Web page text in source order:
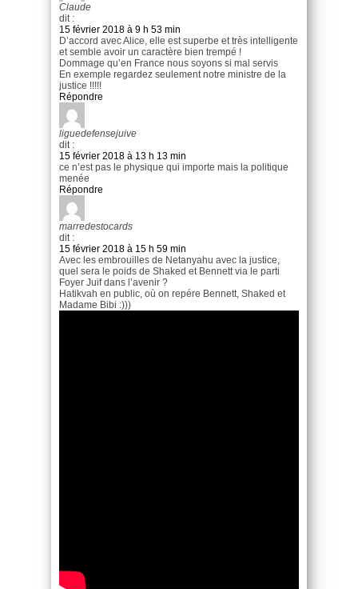
Claude
dit :
15 février 2018 à 9 h 53 min
D’accord avec Alice, elle est superbe et très intelligente
et semble avoir un caractère bien trempé !
Dommage qu’en France nous soyons si mal servis
En exemple regardez seulement notre ministre de la
justice !!!!!
Répondre
liguedefensejuive
dit :
15 février 2018 à 13 h 13 min
ce n’est pas le physique qui importe mais la politique
menée
Répondre
marredestocards
dit :
15 février 2018 à 15 h 59 min
Avec les embrouilles de Netanyahu avec la justice,
quel sera le poids de Shaked et Bennett via le parti
Foyer Juif dans l’avenir ?
Hatikvah en public, où on repére Bennett, Shaked et
Madame Bibi :)))